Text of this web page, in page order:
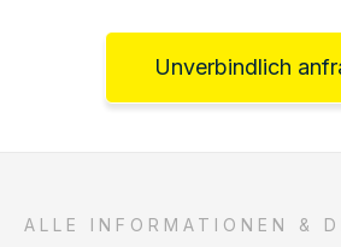
Unverbindlich
ALLE INFORMATIONEN &